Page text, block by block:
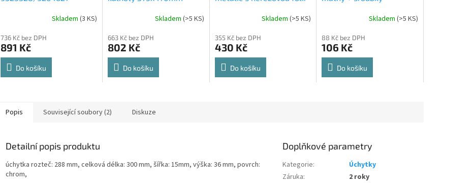
produktu
je
4,8
5
Skladem (3 KS)
736 Kč bez DPH
891 Kč
Do košíku
produktu
je
4,8
5
Skladem (>5 KS)
663 Kč bez DPH
802 Kč
Do košíku
produktu
je
4,6
5
Skladem(>5 KS)
355 Kč bez DPH
430 Kč
Do košíku
produktu
je
5,0
5
Skladem(>5 KS)
88 Kč bez DPH
106 Kč
Do košíku
Popis Související soubory (2) Diskuze
Detailní popis produktu
úchytka rozteč: 288 mm, celková délka: 300 mm, šířka: 15mm, výška: 36 mm, povrch:
chrom,
Doplňkové parametry
Kategorie:
Úchytky
Záruka:
2 roky